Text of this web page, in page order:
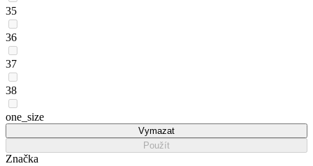
35
36
37
38
one_size
Vymazat
Použít
Značka